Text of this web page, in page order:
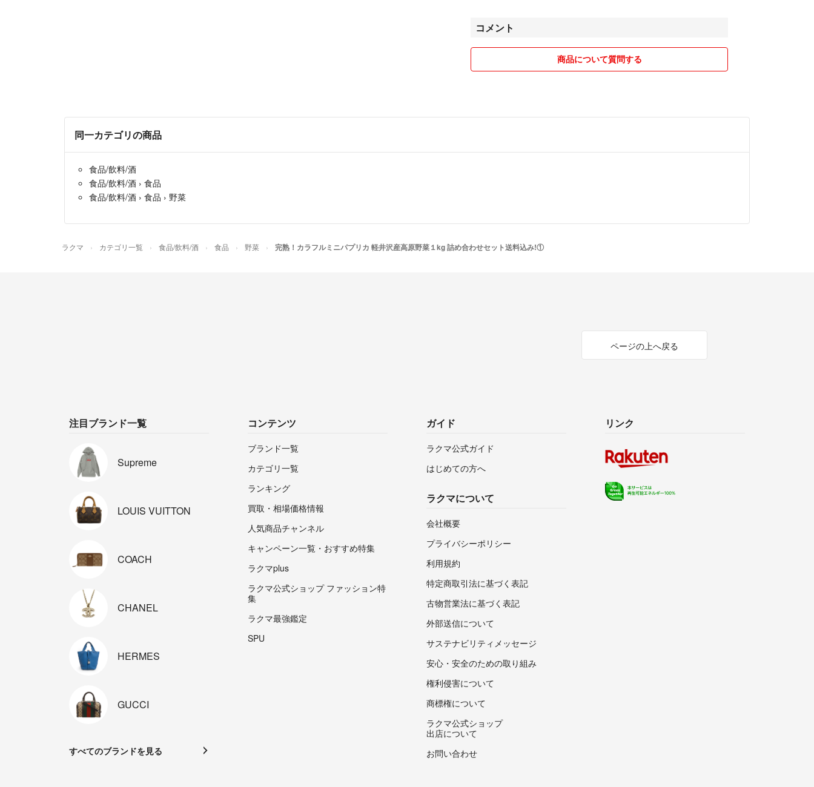
#ヤングコーン
#とうもろこし
#おひさまコーン
#野菜セット
♪自家焙煎のコーヒー豆を出品しております♪
コーヒー豆は注文後に自家焙煎してお送りしています。
・領収書・納品書は発行しておりません。
コメント
商品について質問する
同一カテゴリの商品
食品/飲料/酒
食品/飲料/酒 › 食品
食品/飲料/酒 › 食品 › 野菜
ラクマ カテゴリ一覧 食品/飲料/酒 食品 野菜 完熟！カラフルミニパプリカ 軽井沢産高原野菜１kg 詰め合わせセット送料込み!①
ページの上へ戻る
注目ブランド一覧
Supreme
LOUIS VUITTON
COACH
CHANEL
HERMES
GUCCI
すべてのブランドを見る
コンテンツ
ブランド一覧
カテゴリ一覧
ランキング
買取・相場価格情報
人気商品チャンネル
キャンペーン一覧・おすすめ特集
ラクマplus
ラクマ公式ショップ ファッション特
集
ラクマ最強鑑定
SPU
ガイド
ラクマ公式ガイド
はじめての方へ
ラクマについて
会社概要
プライバシーポリシー
利用規約
特定商取引法に基づく表記
古物営業法に基づく表記
外部送信について
サステナビリティメッセージ
安心・安全のための取り組み
権利侵害について
商標権について
ラクマ公式ショップ
出店について
お問い合わせ
リンク